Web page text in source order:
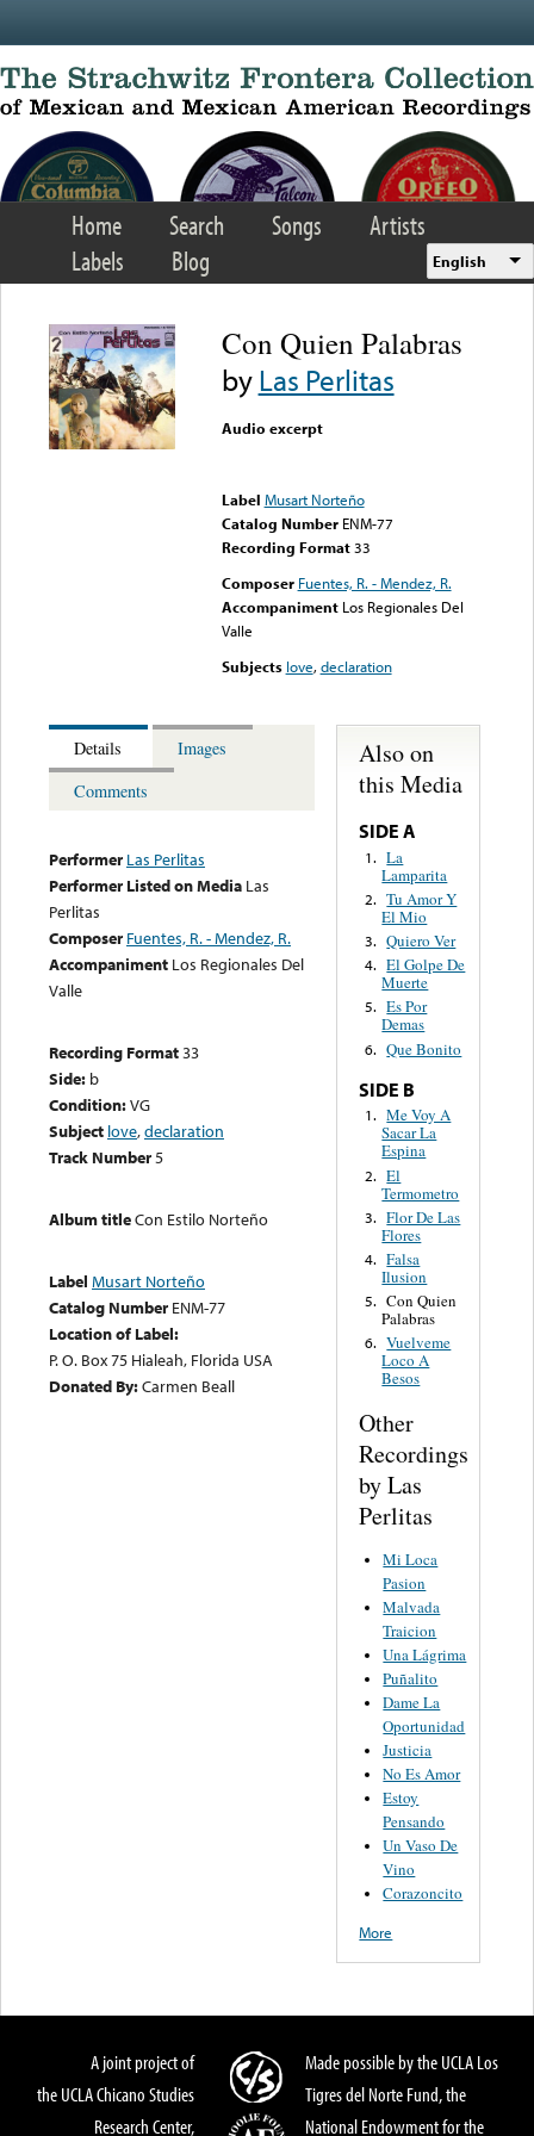
Home Search Songs
Artists
Labels
Blog English
Con Quien Palabras
byLas Perlitas
Audio excerpt
Label Musart Norteño
Catalog Number ENM-77
Recording Format33
Composer Fuentes, R. - Mendez, R.
Accompaniment Los Regionales Del
Valle
Subjects love,declaration
Details
Images
Comments
Performer Las Perlitas
Performer Listed on Media Las
Perlitas
Composer Fuentes, R. - Mendez, R.
Accompaniment Los Regionales Del
Valle
Recording Format33
Side: b
Condition:VG
Subject love,declaration
Track Number5
Album titleCon Estilo Norteño
Label Musart Norteño
Catalog Number ENM-77
Location of Label:
P. O. Box 75 Hialeah, Florida USA
Donated By:Carmen Beall
Also on
this Media
SIDE A
1. La
Lamparita
2. Tu Amor Y
El Mio
3. Quiero Ver
4. El Golpe De
Muerte
5. Es Por
Demas
6. Que Bonito
SIDE B
1. Me Voy A
Sacar La
Espina
2. El
Termometro
3. Flor De Las
Flores
4. Falsa
Ilusion
5. Con Quien
Palabras
6. Vuelveme
Loco A
Besos
Other
Recordings
by Las
Perlitas
Mi Loca
Pasion
Malvada
Traicion
Una Lágrima
Puñalito
Dame La
Oportunidad
Justicia
No Es Amor
Estoy
Pensando
Un Vaso De
Vino
Corazoncito
More
A joint project of
the UCLA Chicano Studies
Research Center,
Made possible by the UCLA Los
Tigres del Norte Fund, the
National Endowment for the